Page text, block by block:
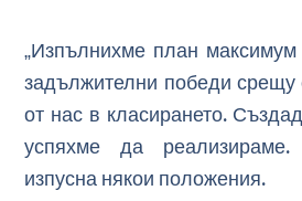
„Изпълнихме план максимум
задължителни победи срещу
от нас в класирането.
успяхме да
изпусна някои положения.